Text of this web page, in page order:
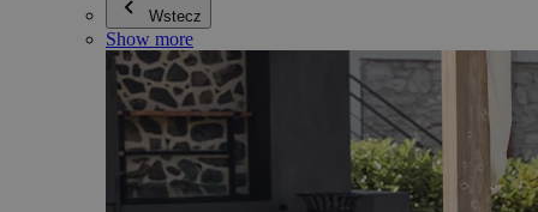
Wstecz
Show more